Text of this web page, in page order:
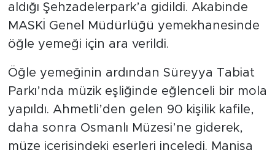
aldığı Şehzadelerpark’a gidildi. Akabinde
MASKİ Genel Müdürlüğü yemekhanesinde
öğle yemeği için ara verildi.
Öğle yemeğinin ardından Süreyya Tabiat
Parkı’nda müzik eşliğinde eğlenceli bir mola
yapıldı. Ahmetli’den gelen 90 kişilik kafile,
daha sonra Osmanlı Müzesi’ne giderek,
müze içerisindeki eserleri inceledi. Manisa